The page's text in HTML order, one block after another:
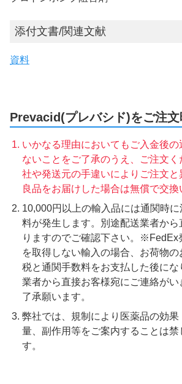
添付文書/関連文献
資料
Prevacid(プレバシド)をご注
いかなる理由においてもご入金後
ないことをご了承のうえ、ご注文
社や発送元の手違いによりご注文と
良品をお届けした場合は無償で交換
10,000円以上の輸入品には通関時
料が発生します。別途配送業者から
りますのでご確認下さい。※FedEx
を取得しない輸入の場合、お荷物
税と通関手数料をお支払した後にな
業者から直接お客様宛にご連絡が
了承願います。
弊社では、規制により医薬品の効果
量、副作用等をご案内することは禁
す。